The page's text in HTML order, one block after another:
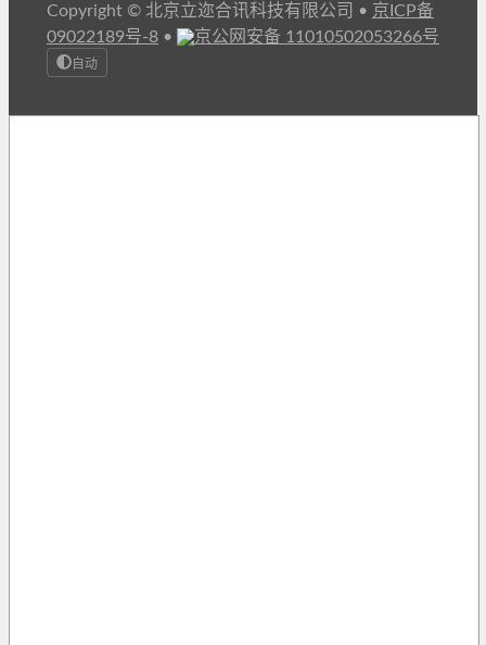
Copyright © 北京立迩合讯科技有限公司 • 京ICP备
09022189号-8 • 京公网安备 11010502053266号
自动